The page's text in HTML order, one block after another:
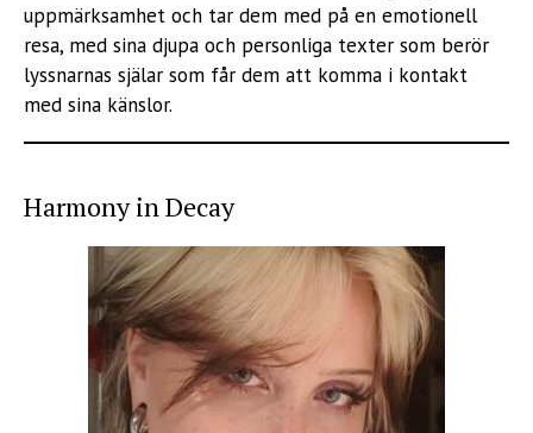
uppmärksamhet och tar dem med på en emotionell
resa, med sina djupa och personliga texter som berör
lyssnarnas själar som får dem att komma i kontakt
med sina känslor.
Harmony in Decay